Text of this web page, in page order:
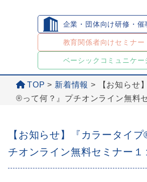
企業・団体向け研修・催
教育関係者向けセミナー
ベーシックコミュニケー
TOP > 新着情報 >
【お知らせ
®︎って何？』プチオンライン無料
【お知らせ】『カラータイ
チオンライン無料セミナー１